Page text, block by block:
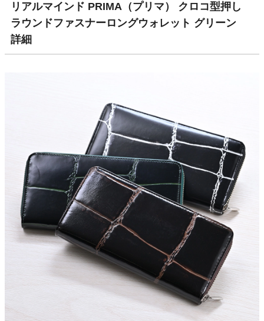
リアルマインド PRIMA（プリマ） クロコ型押し
ラウンドファスナーロングウォレット グリーン
詳細